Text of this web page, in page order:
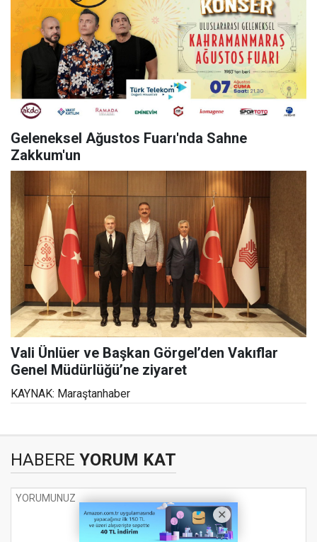
Geleneksel Ağustos Fuarı'nda Sahne
Zakkum'un
Vali Ünlüer ve Başkan Görgel’den Vakıflar
Genel Müdürlüğü’ne ziyaret
KAYNAK: Maraştanhaber
HABERE YORUM KAT